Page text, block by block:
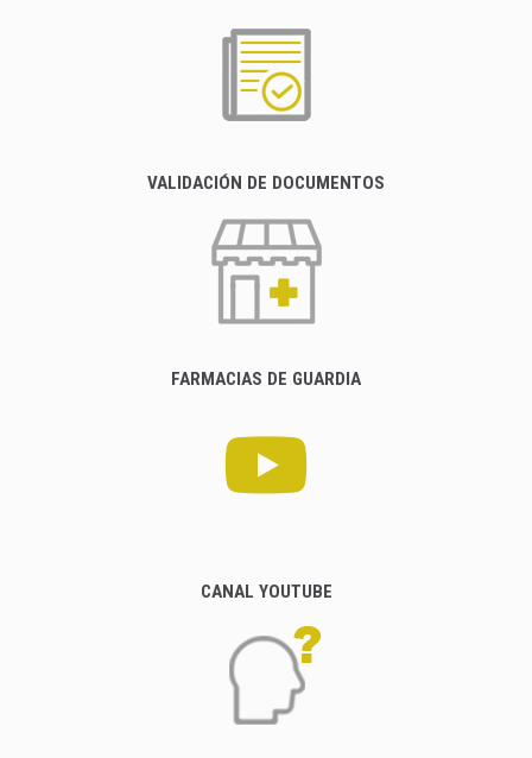
VALIDACIÓN DE DOCUMENTOS
FARMACIAS DE GUARDIA
CANAL YOUTUBE